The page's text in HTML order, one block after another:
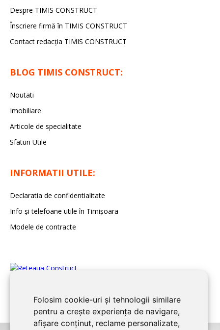
Folosim cookie-uri și tehnologii similare
pentru a crește experiența de navigare,
afișare conținut, reclame personalizate,
Despre TIMIS CONSTRUCT
Înscriere firmă în TIMIS CONSTRUCT
Contact redacția TIMIS CONSTRUCT
BLOG TIMIS CONSTRUCT:
Noutati
Imobiliare
Articole de specialitate
Sfaturi Utile
INFORMATII UTILE:
Declaratia de confidentialitate
Info și telefoane utile în Timișoara
Modele de contracte